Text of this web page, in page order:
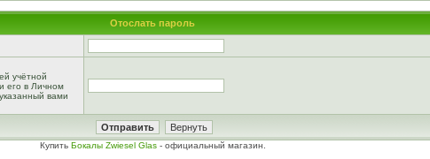
Отослать пароль
учётной
его в Личном
вами
Купить Бокалы Zwiesel Glas - официальный магазин.